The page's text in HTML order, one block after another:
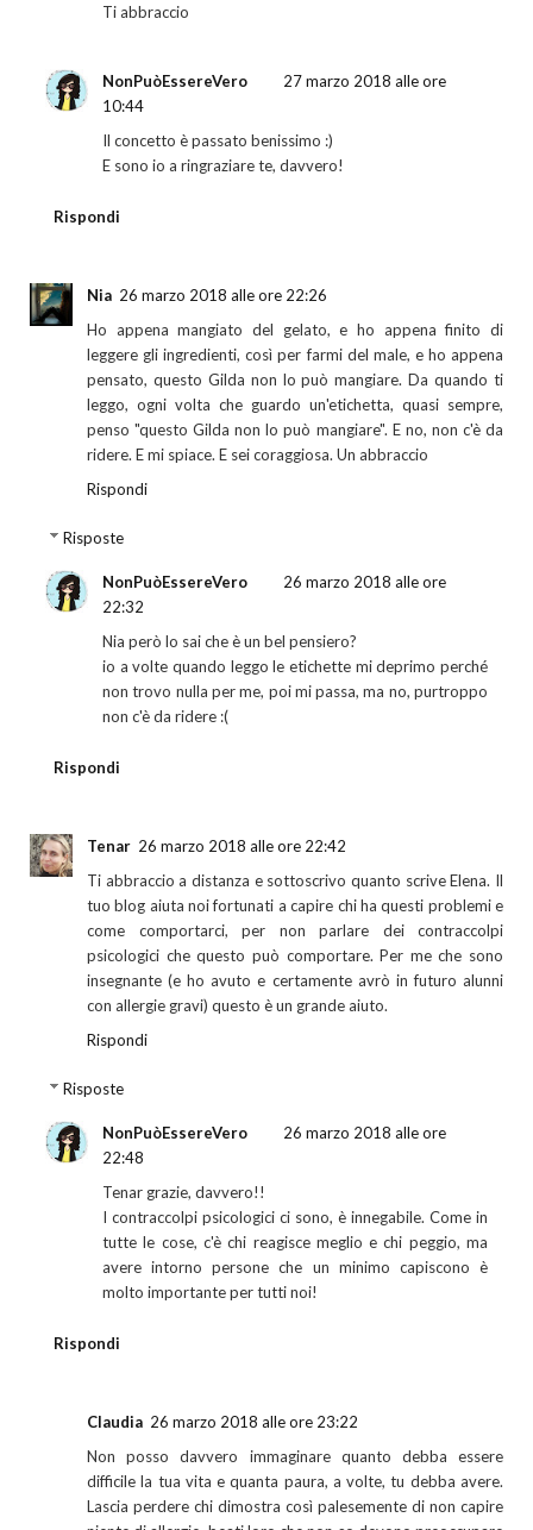
Ti abbraccio
NonPuòEssereVero
27 marzo 2018 alle ore
10:44
Il concetto è passato benissimo :)
E sono io a ringraziare te, davvero!
Rispondi
Nia 26 marzo 2018 alle ore 22:26
Ho appena mangiato del gelato, e ho appena finito di
leggere gli ingredienti, così per farmi del male, e ho appena
pensato, questo Gilda non lo può mangiare. Da quando ti
leggo, ogni volta che guardo un'etichetta, quasi sempre,
penso "questo Gilda non lo può mangiare". E no, non c'è da
ridere. E mi spiace. E sei coraggiosa. Un abbraccio
Rispondi
Risposte
NonPuòEssereVero
26 marzo 2018 alle ore
22:32
Nia però lo sai che è un bel pensiero?
io a volte quando leggo le etichette mi deprimo perché
non trovo nulla per me, poi mi passa, ma no, purtroppo
non c'è da ridere :(
Rispondi
Tenar 26 marzo 2018 alle ore 22:42
Ti abbraccio a distanza e sottoscrivo quanto scrive Elena. Il
tuo blog aiuta noi fortunati a capire chi ha questi problemi e
come comportarci, per non parlare dei contraccolpi
psicologici che questo può comportare. Per me che sono
insegnante (e ho avuto e certamente avrò in futuro alunni
con allergie gravi) questo è un grande aiuto.
Rispondi
Risposte
NonPuòEssereVero
26 marzo 2018 alle ore
22:48
Tenar grazie, davvero!!
I contraccolpi psicologici ci sono, è innegabile. Come in
tutte le cose, c'è chi reagisce meglio e chi peggio, ma
avere intorno persone che un minimo capiscono è
molto importante per tutti noi!
Rispondi
Claudia 26 marzo 2018 alle ore 23:22
Non posso davvero immaginare quanto debba essere
difficile la tua vita e quanta paura, a volte, tu debba avere.
Lascia perdere chi dimostra così palesemente di non capire